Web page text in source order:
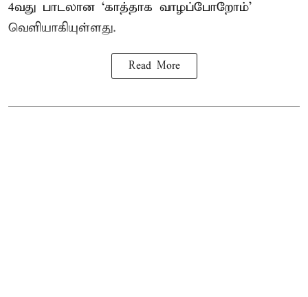
4வது பாடலான ‘காத்தாக வாழப்போறோம்’
வெளியாகியுள்ளது.
Read More